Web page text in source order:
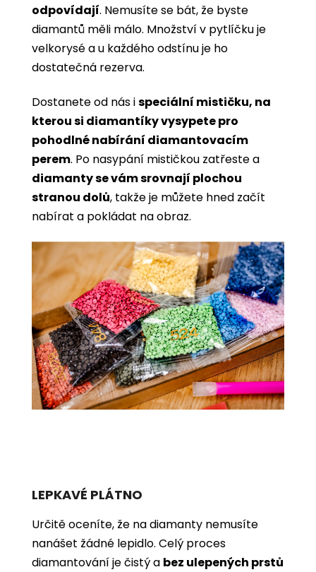
odpovídají. Nemusíte se bát, že byste
diamantů měli málo. Množství v pytlíčku je
velkorysé a u každého odstínu je ho
dostatečná rezerva.
Dostanete od nás ispeciální mističku, na
kterou si diamantíky vysypete pro
pohodlné nabírání diamantovacím
perem. Po nasypání mističkou zatřeste a
diamanty se vám srovnají plochou
stranou dolů, takže je můžete hned začít
nabírat a pokládat na obraz.
LEPKAVÉ PLÁTNO
Určitě oceníte, že na diamanty nemusíte
nanášet žádné lepidlo. Celý proces
diamantování je čistý a bez ulepených prstů